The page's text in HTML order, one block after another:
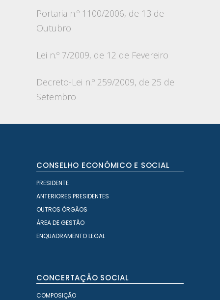
Portaria n.º 1100/2006, de 13 de
Outubro
Lei n.º 7/2009, de 12 de Fevereiro
Decreto-Lei n.º 259/2009, de 25 de
Setembro
CONSELHO ECONÓMICO E SOCIAL
PRESIDENTE
ANTERIORES PRESIDENTES
OUTROS ÓRGÃOS
ÁREA DE GESTÃO
ENQUADRAMENTO LEGAL
CONCERTAÇÃO SOCIAL
COMPOSIÇÃO